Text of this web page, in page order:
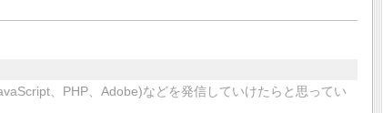
、PHP、Adobe)などを発信していけたらと思ってい